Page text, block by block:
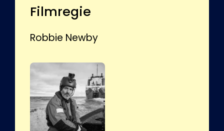
Filmregie
Robbie Newby